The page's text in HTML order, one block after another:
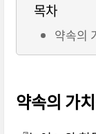
목차
약속의
약속의 가